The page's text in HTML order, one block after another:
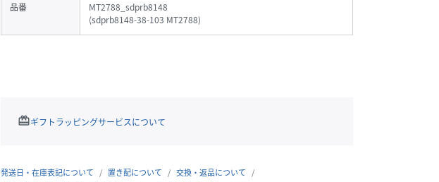
品番
MT2788_sdprb8148
(sdprb8148-38-103 MT2788)
redeemギフトラッピングサービスについて
発送日・在庫表記について 置き配について
交換・返品について